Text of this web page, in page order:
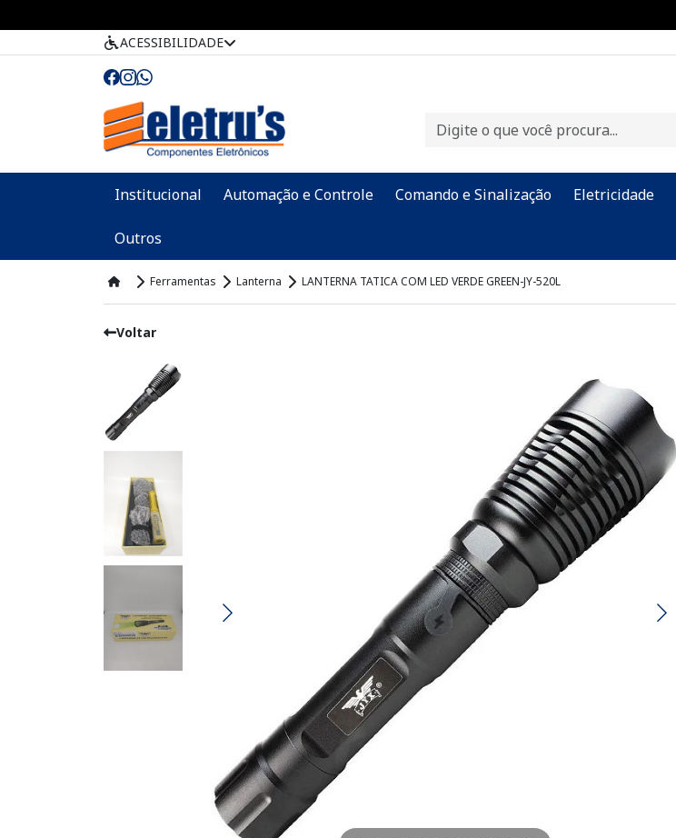
ACESSIBILIDADE
Institucional Automação e Controle Comando e Sinalização Eletricidade
Outros
Ferramentas Lanterna LANTERNA TATICA COM LED VERDE GREEN-JY-520L
Voltar